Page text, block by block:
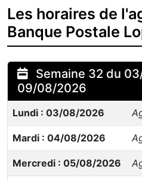
Les horaires de
Banque Postale
Semaine 32 du
09/08/2026
Lundi : 03/08/2026
Mardi : 04/08/2026
Mercredi : 05/08/2026